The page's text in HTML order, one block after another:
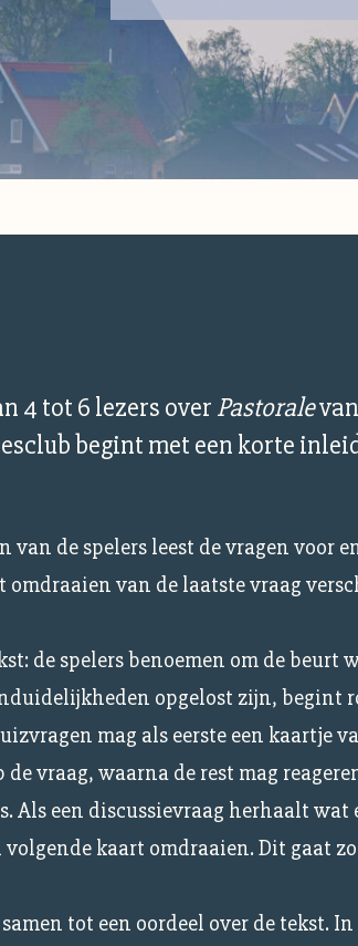
4 tot 6 lezers over Pastorale
begint met een korte
van de spelers leest de vragen voor
van de laatste vraag
de spelers benoemen om de
opgelost zijn, begint
mag als eerste een kaartje
vraag, waarna de rest mag
Als een discussievraag herhaalt
volgende kaart omdraaien. Dit gaat
tot een oordeel over de tekst.